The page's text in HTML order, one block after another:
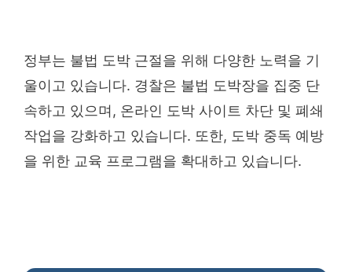
정부는 불법 도박 근절을 위해 다양한 노력을 기
울이고 있습니다. 경찰은 불법 도박장을 집중 단
속하고 있으며, 온라인 도박 사이트 차단 및 폐쇄
작업을 강화하고 있습니다. 또한, 도박 중독 예방
을 위한 교육 프로그램을 확대하고 있습니다.